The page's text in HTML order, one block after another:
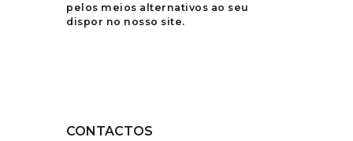
pelos meios alternativos ao seu
dispor no nosso site.
CONTACTOS